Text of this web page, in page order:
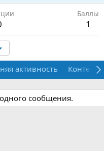
Баллы
1
активность Контент
сообщения.